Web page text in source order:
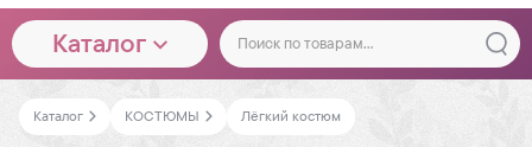
Каталог
Каталог КОСТЮМЫ Лёгкий костюм